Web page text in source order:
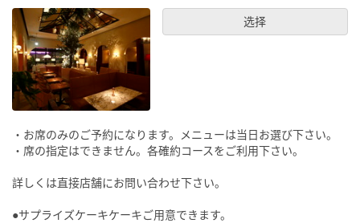
选择
・お席のみのご予約になります。メニューは当日お選び下さい。
・席の指定はできません。各確約コースをご利用下さい。
詳しくは直接店舗にお問い合わせ下さい。
●サプライズケーキケーキご用意できます。